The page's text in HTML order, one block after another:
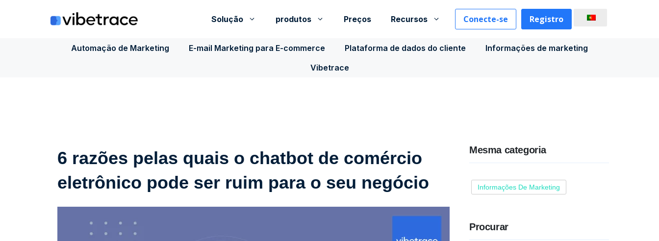
Solução produtos Preços Recursos Conecte-se Registro
Automação de Marketing E-mail Marketing para E-commerce Plataforma de dados do cliente
Informações de marketing
Vibetrace
6 razões pelas quais o chatbot de comércio
eletrônico pode ser ruim para o seu negócio
Mesma categoria
Informações De Marketing
Procurar